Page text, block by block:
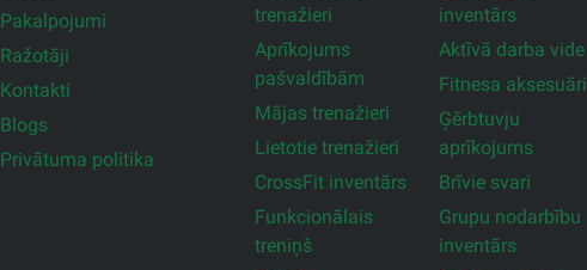
Pakalpojumi
Ražotāji
Kontakti
Blogs
Privātuma politika
trenažieri
Aprīkojums
pašvaldībām
Mājas trenažieri
Lietotie trenažieri
CrossFit inventārs
Funkcionālais
treniņš
inventārs
Aktīvā darba vide
Fitnesa aksesuāri
Ģērbtuvju
aprīkojums
Brīvie svari
Grupu nodarbību
inventārs